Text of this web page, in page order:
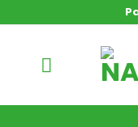
naar